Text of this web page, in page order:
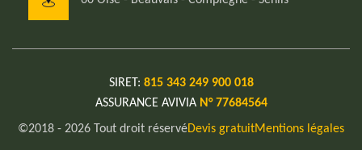
SIRET: 815 343 249 900 018
ASSURANCE AVIVIA N° 77684564
©2018 - 2026 Tout droit réservéDevis gratuitMentions légales